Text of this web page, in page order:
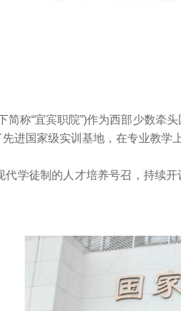
简称“宜宾职院”)作为西部少数牵
进国家级实训基地，在专业教学
代学徒制的人才培养号召，持续